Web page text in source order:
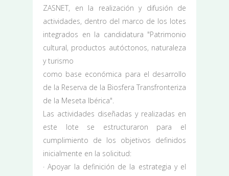
ZASNET, en la realización y difusión de
actividades, dentro del marco de los lotes
integrados en la candidatura "Patrimonio
cultural, productos autóctonos, naturaleza
y turismo
como base económica para el desarrollo
de la Reserva de la Biosfera Transfronteriza
de la Meseta Ibérica".
Las actividades diseñadas y realizadas en
este lote se estructuraron para el
cumplimiento de los objetivos definidos
inicialmente en la solicitud:
· Apoyar la definición de la estrategia y el